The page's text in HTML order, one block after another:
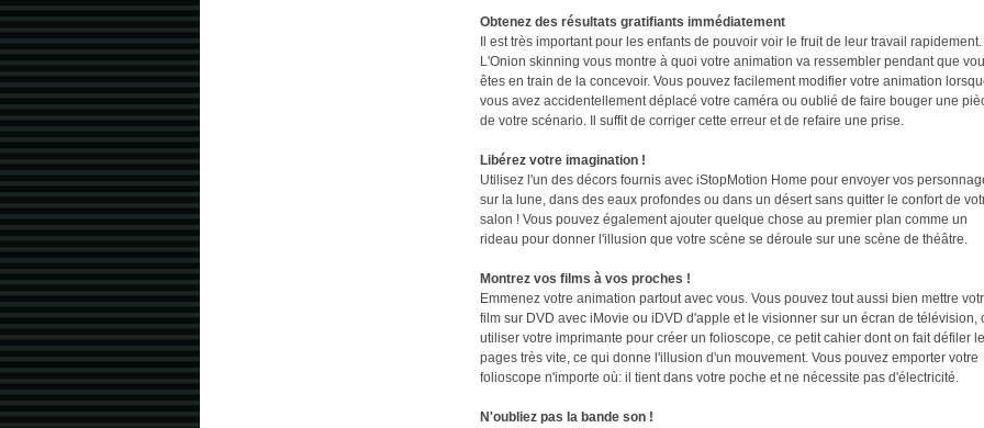
Obtenez des résultats gratifiants immédiatement
Il est très important pour les enfants de pouvoir voir le fruit de leur travail rapidement.
L'Onion skinning vous montre à quoi votre animation va ressembler pendant que
êtes en train de la concevoir. Vous pouvez facilement modifier votre animation
vous avez accidentellement déplacé votre caméra ou oublié de faire bouger une
de votre scénario. Il suffit de corriger cette erreur et de refaire une prise.
Libérez votre imagination !
Utilisez l'un des décors fournis avec iStopMotion Home pour envoyer vos
sur la lune, dans des eaux profondes ou dans un désert sans quitter le confort de
salon ! Vous pouvez également ajouter quelque chose au premier plan comme un
rideau pour donner l'illusion que votre scène se déroule sur une scène de théâtre.
Montrez vos films à vos proches !
Emmenez votre animation partout avec vous. Vous pouvez tout aussi bien mettre
film sur DVD avec iMovie ou iDVD d'apple et le visionner sur un écran de télévision,
utiliser votre imprimante pour créer un folioscope, ce petit cahier dont on fait défiler
pages très vite, ce qui donne l'illusion d'un mouvement. Vous pouvez emporter votre
folioscope n'importe où: il tient dans votre poche et ne nécessite pas d'électricité.
N'oubliez pas la bande son !